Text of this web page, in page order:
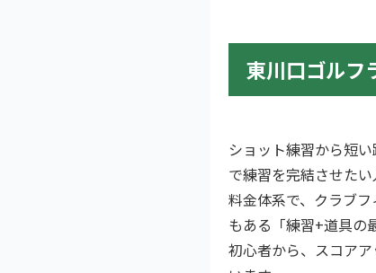
東川口ゴルフ
ショット練習から短
で練習を完結させた
料金体系で、クラブ
もある「練習+道具の
初心者から、スコア